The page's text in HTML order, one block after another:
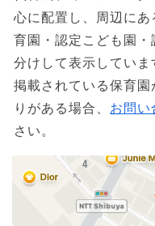
心に配置し、周辺に
育園・認定こども園
分けして表示していま
掲載されている保育
りがある場合、 お問い
さい。